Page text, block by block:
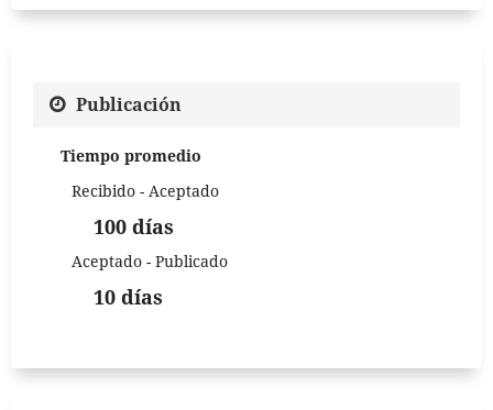
Publicación
Tiempo promedio
Recibido - Aceptado
100 días
Aceptado - Publicado
10 días